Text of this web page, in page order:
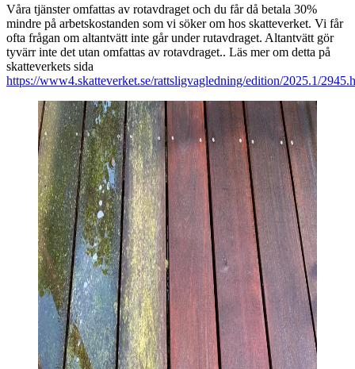
Våra tjänster omfattas av rotavdraget och du får då betala 30%
mindre på arbetskostanden som vi söker om hos skatteverket. Vi får
ofta frågan om altantvätt inte går under rutavdraget. Altantvätt gör
tyvärr inte det utan omfattas av rotavdraget.. Läs mer om detta på
skatteverkets sida
https://www4.skatteverket.se/rattsligvagledning/edition/2025.1/